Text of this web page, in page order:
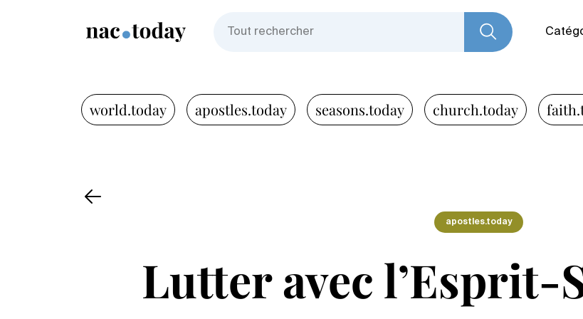
world.today apostles.today seasons.today church.today
apostles.today
Lutter avec l’Esprit-